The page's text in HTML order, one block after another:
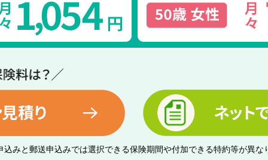
みと郵送申込みでは選択できる保険期間や付加できる特約等が異な